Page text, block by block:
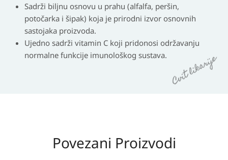
Sadrži biljnu osnovu u prahu (alfalfa, peršin,
potočarka i šipak) koja je prirodni izvor osnovnih
sastojaka proizvoda.
Ujedno sadrži vitamin C koji pridonosi održavanju
normalne funkcije imunološkog sustava.
Povezani Proizvodi